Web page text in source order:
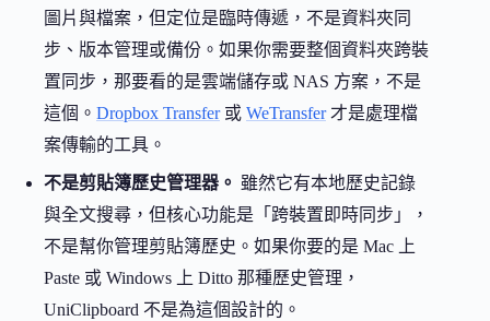
圖片與檔案，但定位是臨時傳遞，不是資料夾同
步、版本管理或備份。如果你需要整個資料夾跨裝
置同步，那要看的是雲端儲存或 NAS 方案，不是
這個。 Dropbox Transfer或 WeTransfer才是處理檔
案傳輸的工具。
不是剪貼簿歷史管理器。 雖然它有本地歷史記錄
與全文搜尋，但核心功能是「跨裝置即時同步」，
不是幫你管理剪貼簿歷史。如果你要的是 Mac 上
Paste 或 Windows 上 Ditto 那種歷史管理，
UniClipboard 不是為這個設計的。